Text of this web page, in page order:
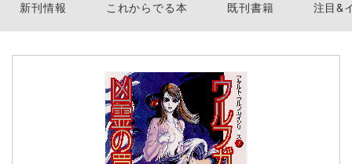
新刊情報 これからでる本 既刊書籍 注目&